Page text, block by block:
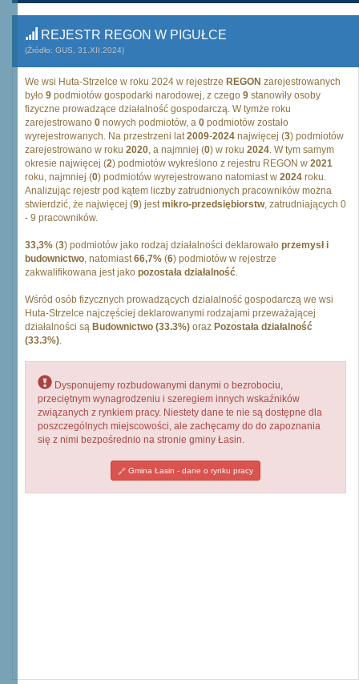
REJESTR REGON W PIGUŁCE
(Źródło: GUS, 31.XII.2024)
We wsi Huta-Strzelce w roku 2024 w rejestrze REGON zarejestrowanych
było 9 podmiotów gospodarki narodowej, z czego 9 stanowiły osoby
fizyczne prowadzące działalność gospodarczą. W tymże roku
zarejestrowano 0 nowych podmiotów, a 0 podmiotów zostało
wyrejestrowanych. Na przestrzeni lat2009-2024 najwięcej (3) podmiotów
zarejestrowano w roku 2020, a najmniej (0) w roku 2024. W tym samym
okresie najwięcej (2) podmiotów wykreślono z rejestru REGON w 2021
roku, najmniej (0) podmiotów wyrejestrowano natomiast w 2024 roku.
Analizując rejestr pod kątem liczby zatrudnionych pracowników można
stwierdzić, że najwięcej (9) jestmikro-przedsiębiorstw, zatrudniających 0
- 9 pracowników.
33,3% (3) podmiotów jako rodzaj działalności deklarowało przemysł i
budownictwo, natomiast66,7% (6) podmiotów w rejestrze
zakwalifikowana jest jako pozostała działalność.
Wśród osób fizycznych prowadzących działalność gospodarczą we wsi
Huta-Strzelce najczęściej deklarowanymi rodzajami przeważającej
działalności są Budownictwo (33.3%) oraz Pozostała działalność
(33.3%).
Dysponujemy rozbudowanymi danymi o bezrobociu,
przeciętnym wynagrodzeniu i szeregiem innych wskaźników
związanych z rynkiem pracy. Niestety dane te nie są dostępne dla
poszczególnych miejscowości, ale zachęcamy do do zapoznania
się z nimi bezpośrednio na stronie gminy Łasin.
Gmina Łasin - dane o rynku pracy